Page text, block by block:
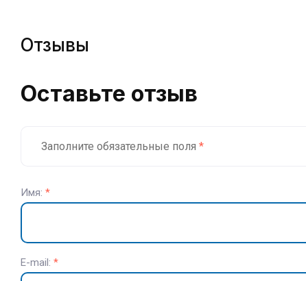
Отзывы
Оставьте отзыв
Заполните обязательные поля *
Имя: *
E-mail: *